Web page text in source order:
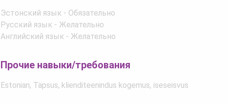
Эстонский язык - Обязательно
Русский язык - Желательно
Английский язык - Желательно
Прочие навыки/требования
Estonian, Täpsus, klienditeenindus kogemus, iseseisvus